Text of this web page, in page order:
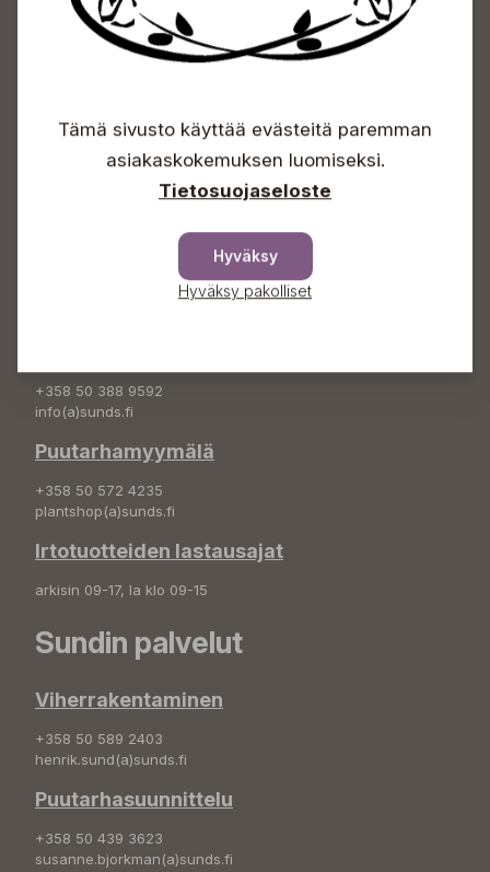
Avoinna
Arkisin 09-18
Info & vaihde
+358 50 388 9592
+358 50 388 9592
info(a)sunds.fi
Puutarhamyymälä
+358 50 572 4235
plantshop(a)sunds.fi
Irtotuotteiden lastausajat
arkisin 09-17, la klo 09-15
Sundin palvelut
Viherrakentaminen
+358 50 589 2403
henrik.sund(a)sunds.fi
Puutarhasuunnittelu
+358 50 439 3623
susanne.bjorkman(a)sunds.fi
Tämä sivusto käyttää evästeitä paremman
asiakaskokemuksen luomiseksi.
Tietosuojaseloste
Hyväksy
Hyväksy pakolliset